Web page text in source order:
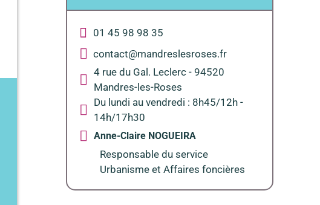
01 45 98 98 35
contact@mandreslesroses.fr
4 rue du Gal. Leclerc - 94520
Mandres-les-Roses
Du lundi au vendredi : 8h45/12h -
14h/17h30
Anne-Claire NOGUEIRA
Responsable du service
Urbanisme et Affaires foncières